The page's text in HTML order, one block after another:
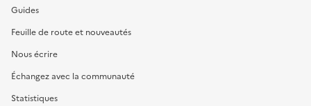
Guides
Feuille de route et nouveautés
Nous écrire
Échangez avec la communauté
Statistiques